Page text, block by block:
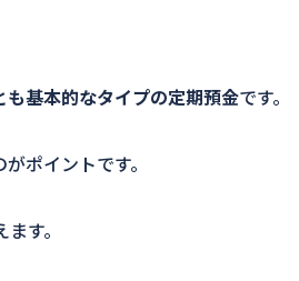
基本的なタイプの定期預金です。
ポイントです。
す。